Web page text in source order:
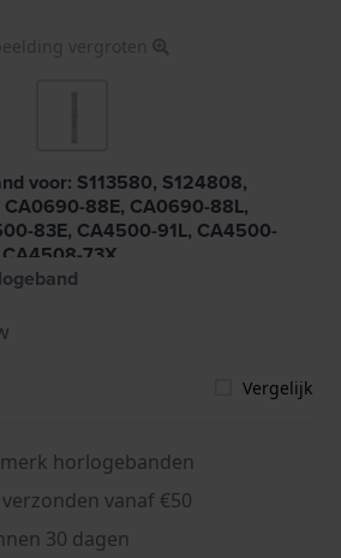
vergroten
voor: S113580, S124808,
CA0690-88E, CA0690-88L,
83E, CA4500-91L, CA4500-
73X
Vergelijk
merk horlogebanden
vanaf €50
30 dagen